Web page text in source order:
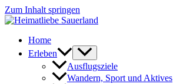
Zum Inhalt springen
Home
Erleben
Ausflugsziele
Wandern, Sport und Aktives